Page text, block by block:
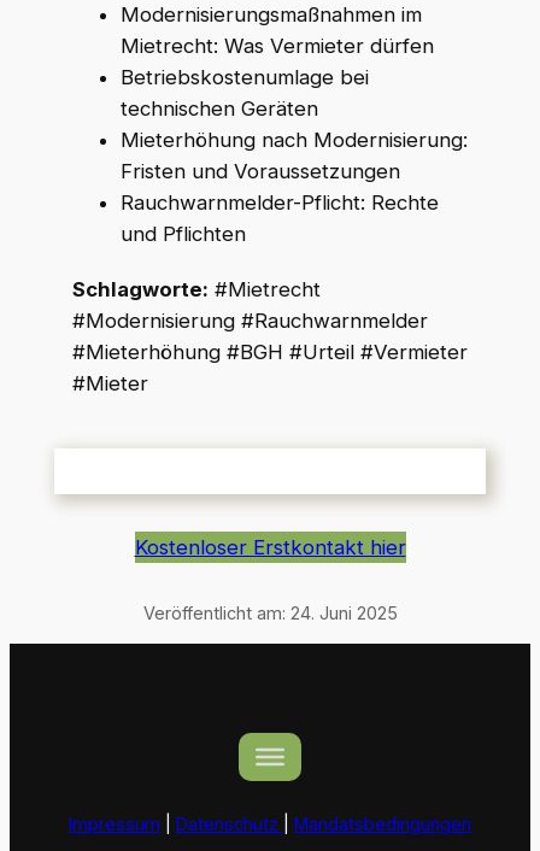
Modernisierungsmaßnahmen im
Mietrecht: Was Vermieter dürfen
Betriebskostenumlage bei
technischen Geräten
Mieterhöhung nach Modernisierung:
Fristen und Voraussetzungen
Rauchwarnmelder-Pflicht: Rechte
und Pflichten
Schlagworte: #Mietrecht
#Modernisierung #Rauchwarnmelder
#Mieterhöhung #BGH #Urteil #Vermieter
#Mieter
Kostenloser Erstkontakt hier
Veröffentlicht am: 24. Juni 2025
Impressum Datenschutz Mandatsbedingungen